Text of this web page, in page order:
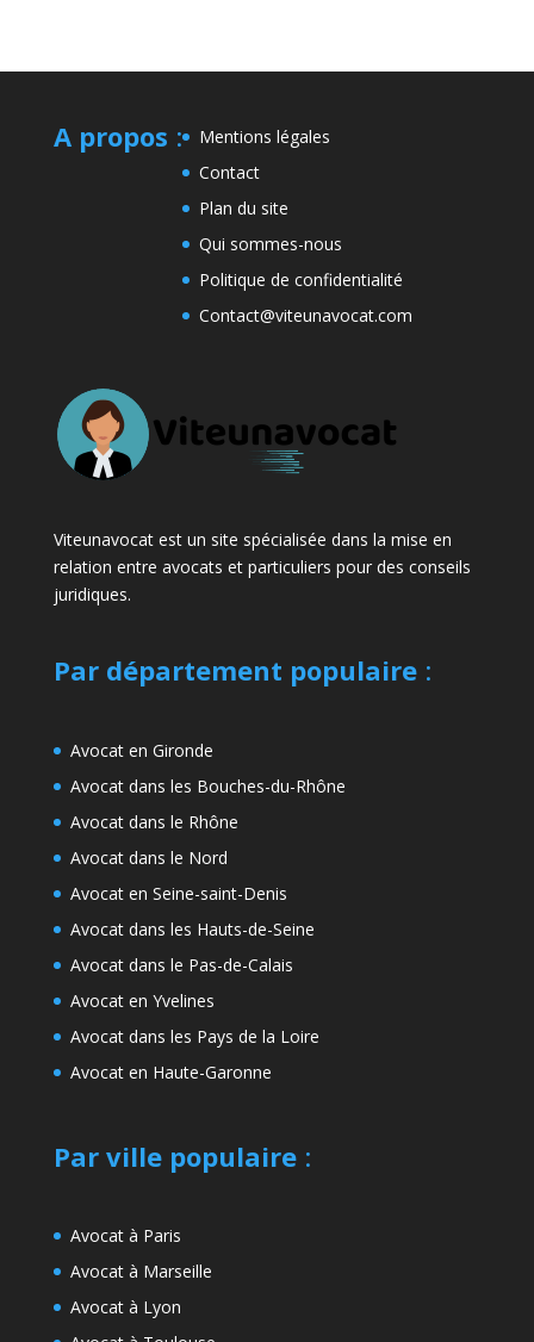
A propos :
Mentions légales
Contact
Plan du site
Qui sommes-nous
Politique de confidentialité
Contact@viteunavocat.com
Viteunavocat est un site spécialisée dans la mise en
relation entre avocats et particuliers pour des conseils
juridiques.
Par département populaire:
Avocat en Gironde
Avocat dans les Bouches-du-Rhône
Avocat dans le Rhône
Avocat dans le Nord
Avocat en Seine-saint-Denis
Avocat dans les Hauts-de-Seine
Avocat dans le Pas-de-Calais
Avocat en Yvelines
Avocat dans les Pays de la Loire
Avocat en Haute-Garonne
Par ville populaire:
Avocat à Paris
Avocat à Marseille
Avocat à Lyon